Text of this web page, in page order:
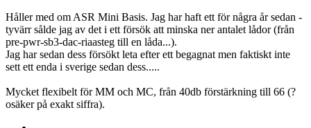
Håller med om ASR Mini Basis. Jag har haft ett för några år sedan -
tyvärr sålde jag av det i ett försök att minska ner antalet lådor (från
pre-pwr-sb3-dac-riaasteg till en låda...).
Jag har sedan dess försökt leta efter ett begagnat men faktiskt inte
sett ett enda i sverige sedan dess.....
Mycket flexibelt för MM och MC, från 40db förstärkning till 66 (?
osäker på exakt siffra).